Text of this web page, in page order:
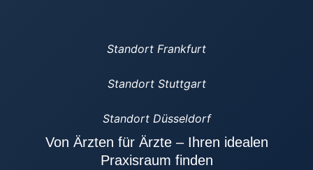
Standort Frankfurt
Standort Stuttgart
Standort Düsseldorf
Von Ärzten für Ärzte – Ihren idealen
Praxisraum finden